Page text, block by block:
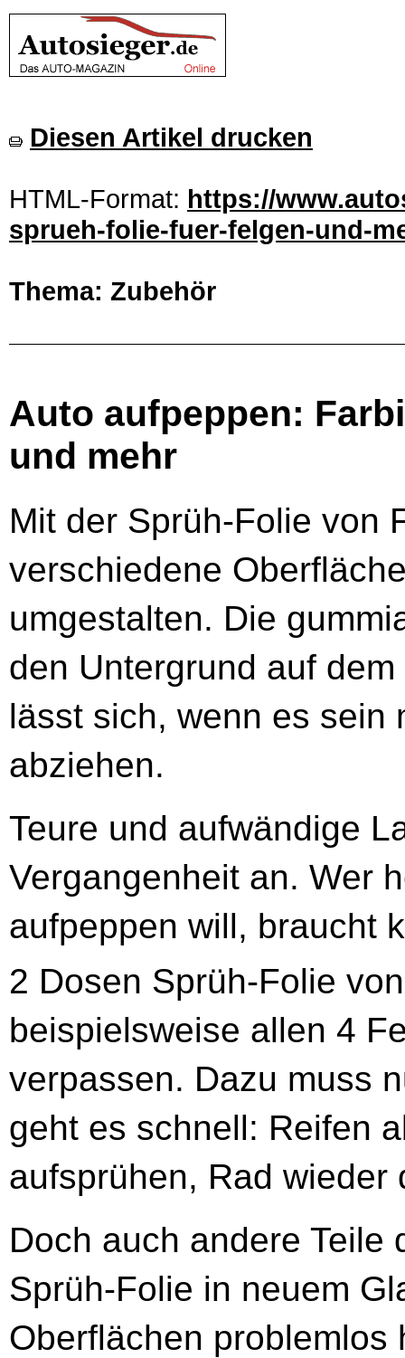
Diesen Artikel drucken
HTML-Format: https://
sprueh-folie-fuer-felgen-und-
Thema: Zubehör
Auto aufpeppen:
und mehr
Mit der Sprüh-Folie von
verschiedene
umgestalten. Die
den Untergrund auf
lässt sich, wenn es sein
abziehen.
Teure und aufwändige
Vergangenheit an. Wer
aufpeppen will, braucht
2 Dosen Sprüh-Folie
beispielsweise allen 4
verpassen. Dazu muss
geht es schnell: Reifen
aufsprühen, Rad wieder
Doch auch andere Teile
Sprüh-Folie in neuem
Oberflächen problemlos